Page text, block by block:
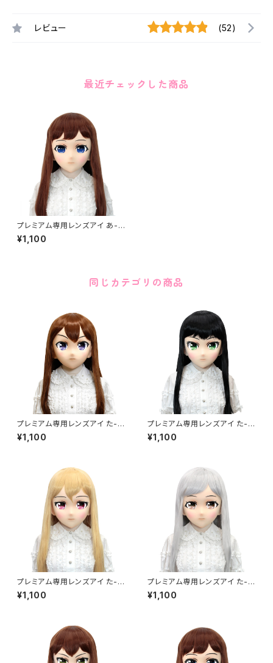
レビュー (52)
最近チェックした商品
プレミアム専用レンズアイ あ-ブ
ルー Premium Lens Eye A-
Blue
¥1,100
同じカテゴリの商品
プレミアム専用レンズアイ た-パ
ープル Premium Lens Eye T
A-Purple
¥1,100
プレミアム専用レンズアイ た-グ
リーン Premium Lens Eye T
A-Green
¥1,100
プレミアム専用レンズアイ た-レ
ッド Premium Lens Eye TA-
Red
¥1,100
プレミアム専用レンズアイ た-ブ
ラウン Premium Lens Eye T
A-Brown
¥1,100